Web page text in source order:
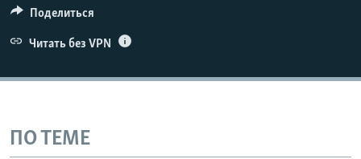
Поделиться
Читать без VPN
ПО ТЕМЕ